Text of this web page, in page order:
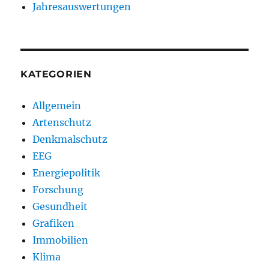
Jahresauswertungen
KATEGORIEN
Allgemein
Artenschutz
Denkmalschutz
EEG
Energiepolitik
Forschung
Gesundheit
Grafiken
Immobilien
Klima